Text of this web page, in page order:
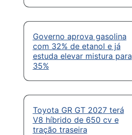
Governo aprova gasolina
com 32% de etanol e já
estuda elevar mistura para
35%
Toyota GR GT 2027 terá
V8 híbrido de 650 cv e
tração traseira